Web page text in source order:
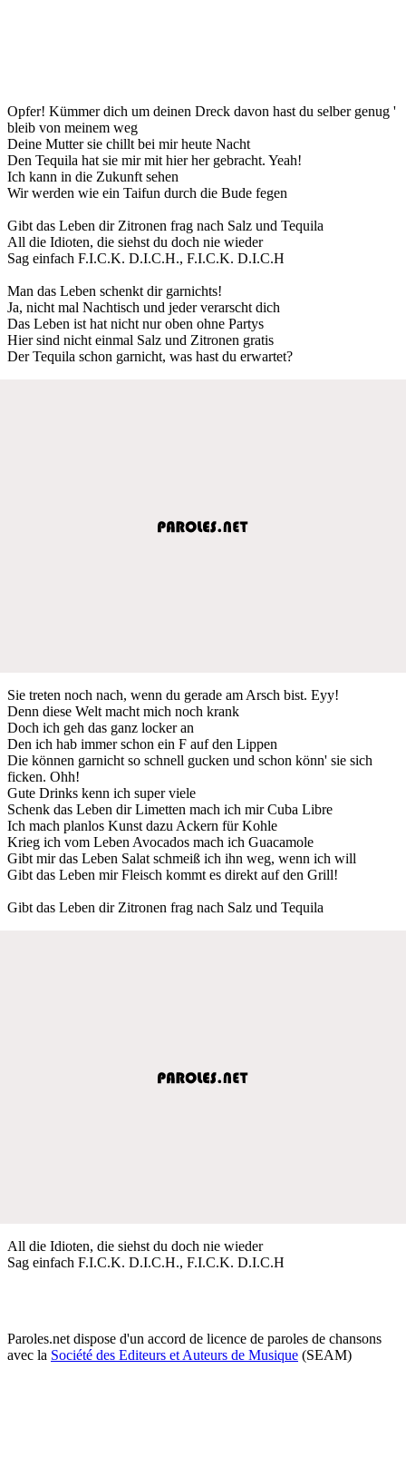
Opfer! Kümmer dich um deinen Dreck davon hast du selber genug '
bleib von meinem weg
Deine Mutter sie chillt bei mir heute Nacht
Den Tequila hat sie mir mit hier her gebracht. Yeah!
Ich kann in die Zukunft sehen
Wir werden wie ein Taifun durch die Bude fegen
Gibt das Leben dir Zitronen frag nach Salz und Tequila
All die Idioten, die siehst du doch nie wieder
Sag einfach F.I.C.K. D.I.C.H., F.I.C.K. D.I.C.H
Man das Leben schenkt dir garnichts!
Ja, nicht mal Nachtisch und jeder verarscht dich
Das Leben ist hat nicht nur oben ohne Partys
Hier sind nicht einmal Salz und Zitronen gratis
Der Tequila schon garnicht, was hast du erwartet?
Sie treten noch nach, wenn du gerade am Arsch bist. Eyy!
Denn diese Welt macht mich noch krank
Doch ich geh das ganz locker an
Den ich hab immer schon ein F auf den Lippen
Die können garnicht so schnell gucken und schon könn' sie sich
ficken. Ohh!
Gute Drinks kenn ich super viele
Schenk das Leben dir Limetten mach ich mir Cuba Libre
Ich mach planlos Kunst dazu Ackern für Kohle
Krieg ich vom Leben Avocados mach ich Guacamole
Gibt mir das Leben Salat schmeiß ich ihn weg, wenn ich will
Gibt das Leben mir Fleisch kommt es direkt auf den Grill!
Gibt das Leben dir Zitronen frag nach Salz und Tequila
All die Idioten, die siehst du doch nie wieder
Sag einfach F.I.C.K. D.I.C.H., F.I.C.K. D.I.C.H
Paroles.net dispose d'un accord de licence de paroles de chansons
avec la Société des Editeurs et Auteurs de Musique (SEAM)